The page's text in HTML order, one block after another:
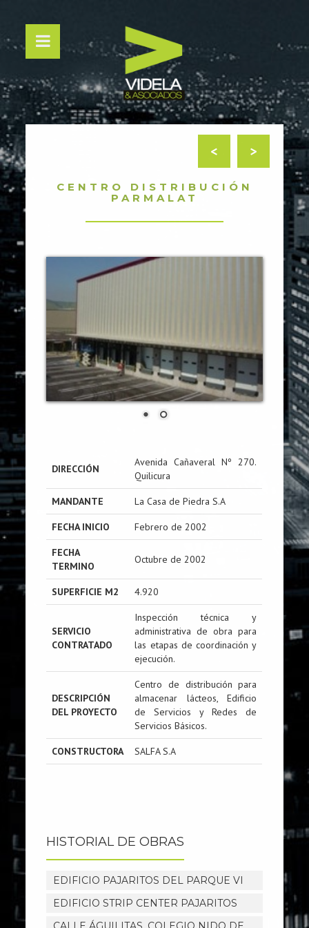
>
<
CENTRO DISTRIBUCIÓN
PARMALAT
DIRECCIÓN
Avenida Cañaveral Nº 270.
Quilicura
MANDANTE La Casa de Piedra S.A
FECHA INICIO Febrero de 2002
FECHA
TERMINO
Octubre de 2002
SUPERFICIE M2 4.920
SERVICIO
CONTRATADO
Inspección técnica y
administrativa de obra para
las etapas de coordinación y
ejecución.
DESCRIPCIÓN
DEL PROYECTO
Centro de distribución para
almacenar lácteos, Edificio
de Servicios y Redes de
Servicios Básicos.
CONSTRUCTORA SALFA S.A
HISTORIAL DE OBRAS
EDIFICIO PAJARITOS DEL PARQUE VI
EDIFICIO STRIP CENTER PAJARITOS